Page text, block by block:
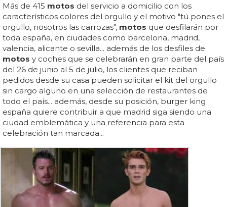
Más de 415 motos del servicio a domicilio con los
característicos colores del orgullo y el motivo "tú pones el
orgullo, nosotros las carrozas", motos que desfilarán por
toda españa, en ciudades como barcelona, madrid,
valencia, alicante o sevilla... además de los desfiles de
motos y coches que se celebrarán en gran parte del país
del 26 de junio al 5 de julio, los clientes que reciban
pedidos desde su casa pueden solicitar el kit del orgullo
sin cargo alguno en una selección de restaurantes de
todo el país... además, desde su posición, burger king
españa quiere contribuir a que madrid siga siendo una
ciudad emblemática y una referencia para esta
celebración tan marcada...